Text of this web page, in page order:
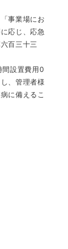
事業場にお
応じ、応急
百三十三
間設置費用0
、管理者様
に備えるこ